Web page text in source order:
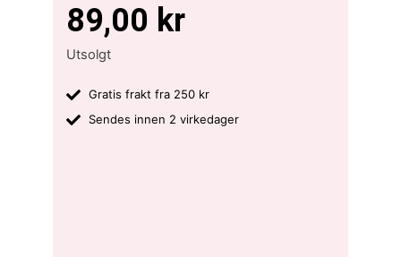
89,00 kr
Utsolgt
Gratis frakt fra 250 kr
Sendes innen 2 virkedager